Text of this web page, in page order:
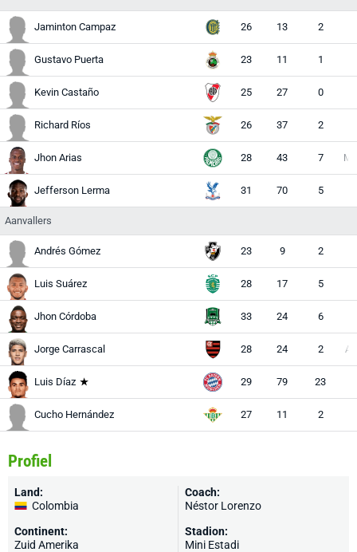
Jaminton Campaz 26 13 2
Gustavo Puerta 23 11 1
Kevin Castaño 25 27 0
Richard Ríos 26 37 2
Jhon Arias 28 43 7 M
Jefferson Lerma 31 70 5
Aanvallers
Andrés Gómez 23 9 2
Luis Suárez 28 17 5
Jhon Córdoba 33 24 6
Jorge Carrascal 28 24 2 A
Luis Díaz 29 79 23
Cucho Hernández 27 11 2
Profiel
Land:
Colombia
Continent:
Zuid Amerika
Coach:
Néstor Lorenzo
Stadion:
Mini Estadi